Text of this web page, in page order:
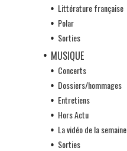
Littérature française
Polar
Sorties
MUSIQUE
Concerts
Dossiers/hommages
Entretiens
Hors Actu
La vidéo de la semaine
Sorties